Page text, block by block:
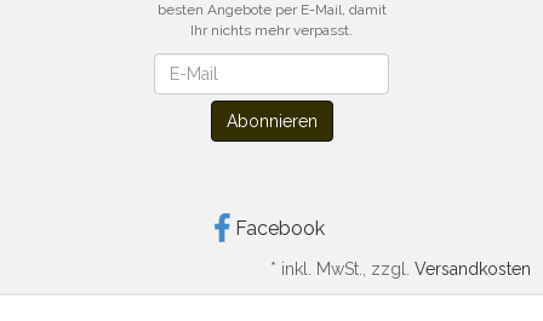
besten Angebote per E-Mail, damit
Ihr nichts mehr verpasst.
Abonnieren
Facebook
* inkl. MwSt., zzgl. Versandkosten